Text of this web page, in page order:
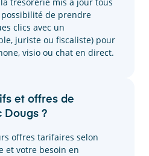
possibilité de prendre
clics avec un
juriste ou fiscaliste) pour
visio ou chat en direct.
et offres de
Dougs ?
offres tarifaires selon
et votre besoin en